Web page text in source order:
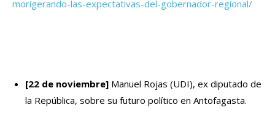
morigerando-las-expectativas-del-gobernador-regional/
[22 de noviembre] Manuel Rojas (UDI), ex diputado de
la República, sobre su futuro político en Antofagasta.